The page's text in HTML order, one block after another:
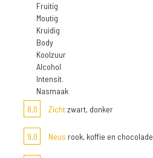
Fruitig
Moutig
Kruidig
Body
Koolzuur
Alcohol
Intensit.
Nasmaak
8,0
Zichtzwart, donker
9,0 Neus rook, koffie en chocolade